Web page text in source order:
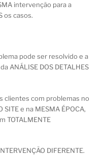
intervenção para a
os casos.
pode ser resolvido e a
ANÁLISE DOS DETALHES
clientes com problemas no
e na MESMA ÉPOCA,
TOTALMENTE
DIFERENTE.